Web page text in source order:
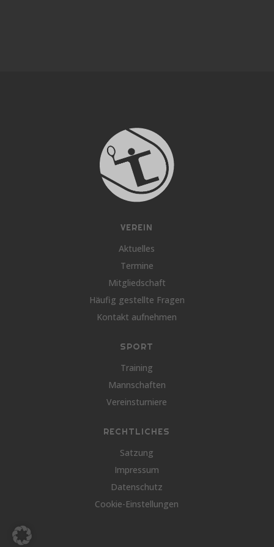
VEREIN
Aktuelles
Termine
Mitgliedschaft
Häufig gestellte Fragen
Kontakt aufnehmen
SPORT
Training
Mannschaften
Vereinsturniere
RECHTLICHES
Satzung
Impressum
Datenschutz
Cookie-Einstellungen